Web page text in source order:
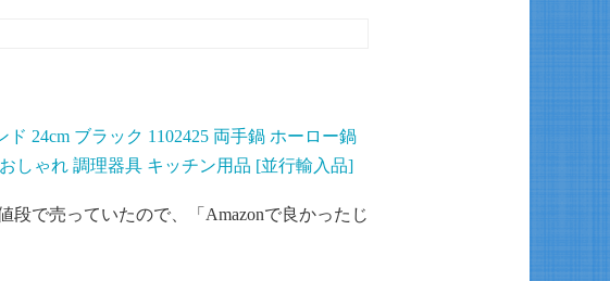
24cm ブラック 1102425 両手鍋 ホーロー鍋
しゃれ 調理器具 キッチン用品 [並行輸入品]
段で売っていたので、「Amazonで良かったじ